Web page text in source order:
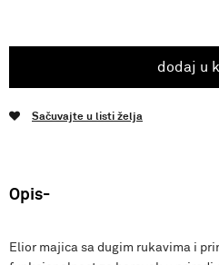
dodaj u
Sačuvajte u listi želja
Opis
Elior majica sa dugim rukavima i